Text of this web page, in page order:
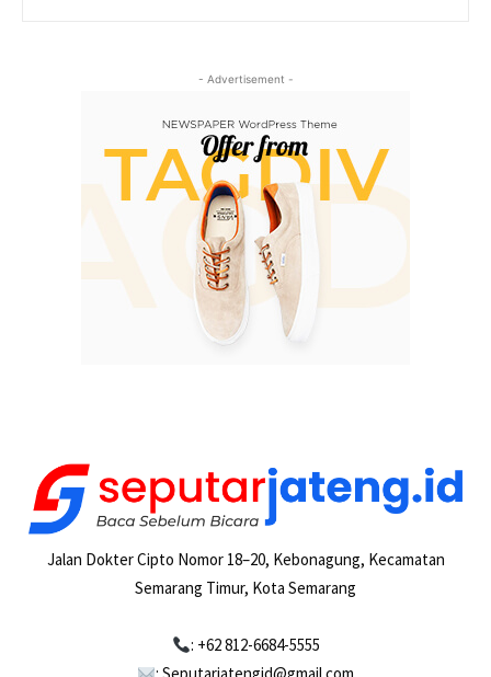
- Advertisement -
Jalan Dokter Cipto Nomor 18–20, Kebonagung, Kecamatan
Semarang Timur, Kota Semarang
: +62 812-6684-5555